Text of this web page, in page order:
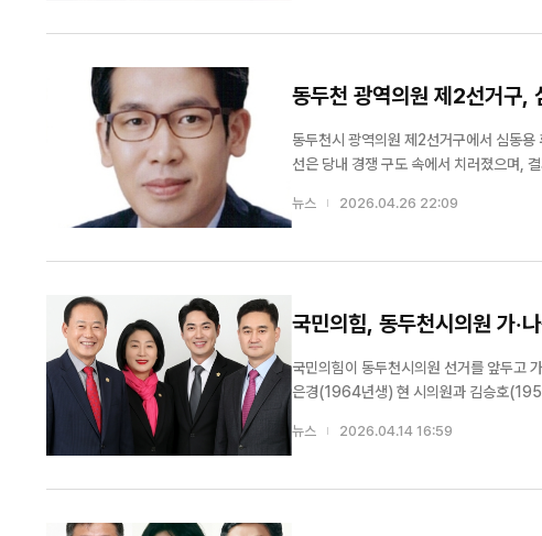
동두천 광역의원 제2선거구
동두천시 광역의원 제2선거구에서 심동
선은 당내 경쟁 구도 속에서 치러졌으며, 결과는 비교적
꼽힌다. 또한 경기북부특별자치도 추진 활
뉴스 2026.04.26 22:09
국민의힘, 동두천시의원 가·
국민의힘이 동두천시의원 선거를 앞두고 가·나선거구
은경(1964년생) 현 시의원과 김승호
뉴스 2026.04.14 16:59